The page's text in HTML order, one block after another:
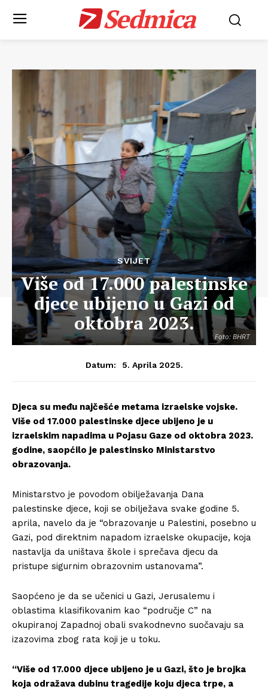
Sedmica
Foto: BHRT
SVIJET
Više od 17.000 palestinske
djece ubijeno u Gazi od
oktobra 2023.
Datum: 5. Aprila 2025.
Djeca su među najčešće metama izraelske vojske.
Više od 17.000 palestinske djece ubijeno je u
izraelskim napadima u Pojasu Gaze od oktobra 2023.
godine, saopćilo je palestinsko Ministarstvo
obrazovanja.
Ministarstvo je povodom obilježavanja Dana
palestinske djece, koji se obilježava svake godine 5.
aprila, navelo da je “obrazovanje u Palestini, posebno u
Gazi, pod direktnim napadom izraelske okupacije, koja
nastavlja da uništava škole i sprečava djecu da
pristupe sigurnim obrazovnim ustanovama”.
Saopćeno je da se učenici u Gazi, Jerusalemu i
oblastima klasifikovanim kao “područje C” na
okupiranoj Zapadnoj obali svakodnevno suočavaju sa
izazovima zbog rata koji je u toku.
“Više od 17.000 djece ubijeno je u Gazi, što je brojka
koja odražava dubinu tragedije koju djeca trpe, a